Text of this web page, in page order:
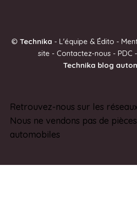
r
v
e
:
© Technika - L'équipe & Édito -
site - Contactez-nous - PDC -
Technika blog
Retrouvez-nous sur les
Nous ne vendons pas de
automobiles